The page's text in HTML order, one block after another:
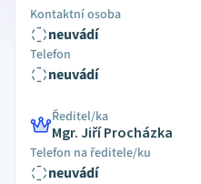
Kontaktní osoba
neuvádí
Telefon
neuvádí
Ředitel/ka
Mgr. Jiří Procházka
Telefon na ředitele/ku
neuvádí